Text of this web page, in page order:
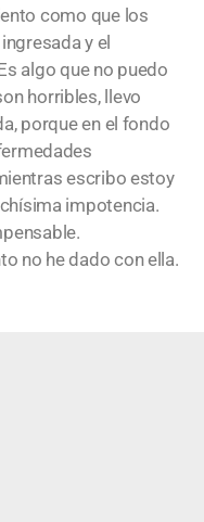
como que los
y el
algo que no puedo
horribles, llevo
porque en el fondo
escribo estoy
impotencia.
no he dado con ella.